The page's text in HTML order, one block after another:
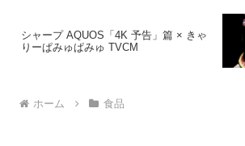
シャープ AQUOS「4K 予告」篇 × きゃ
りーぱみゅぱみゅ TVCM
ホーム 食品